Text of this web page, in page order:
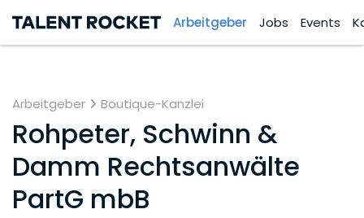
Arbeitgeber Jobs Events
Arbeitgeber Boutique-Kanzlei
Rohpeter, Schwinn &
Damm Rechtsanwälte
PartG mbB